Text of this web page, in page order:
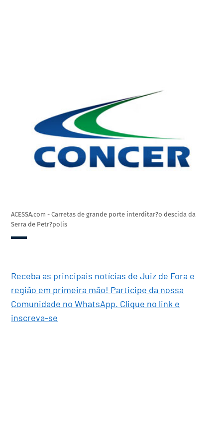
ACESSA.com - Carretas de grande porte interditar?o descida da
Serra de Petr?polis
Receba as principais notícias de Juiz de Fora e
região em primeira mão! Participe da nossa
Comunidade no WhatsApp. Clique no link e
inscreva-se